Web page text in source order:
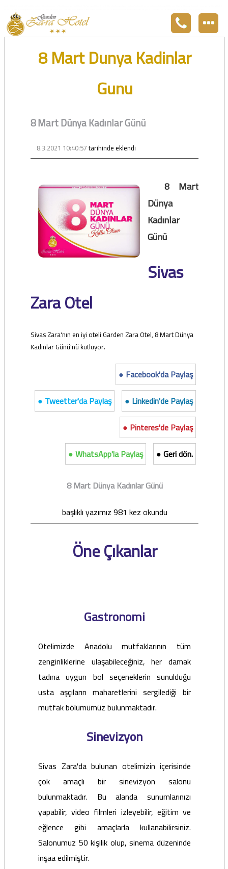
8 Mart Dunya Kadinlar
Gunu
8 Mart Dünya Kadınlar Günü
8.3.2021 10:40:57tarihinde eklendi
8 Mart
Dünya
Kadınlar
Günü
Sivas
Zara Otel
Sivas Zara'nın en iyi oteli Garden Zara Otel, 8 Mart Dünya
Kadınlar Günü'nü kutluyor.
● Facebook'da Paylaş
● Tweetter'da Paylaş
● Linkedin'de Paylaş
● Pinteres'de Paylaş
● WhatsApp'la Paylaş
● Geri dön.
8 Mart Dünya Kadınlar Günü
başlıklı yazımız 981 kez okundu
Öne Çıkanlar
Gastronomi
Otelimizde Anadolu mutfaklarının tüm
zenginliklerine ulaşabileceğiniz, her damak
tadına uygun bol seçeneklerin sunulduğu
usta aşçıların maharetlerini sergilediği bir
mutfak bölümümüz bulunmaktadır.
Sinevizyon
Sivas Zara'da bulunan otelimizin içerisinde
çok amaçlı bir sinevizyon salonu
bulunmaktadır. Bu alanda sunumlarınızı
yapabilir, video filmleri izleyebilir, eğitim ve
eğlence gibi amaçlarla kullanabilirsiniz.
Salonumuz 50 kişilik olup, sinema düzeninde
inşaa edilmiştir.